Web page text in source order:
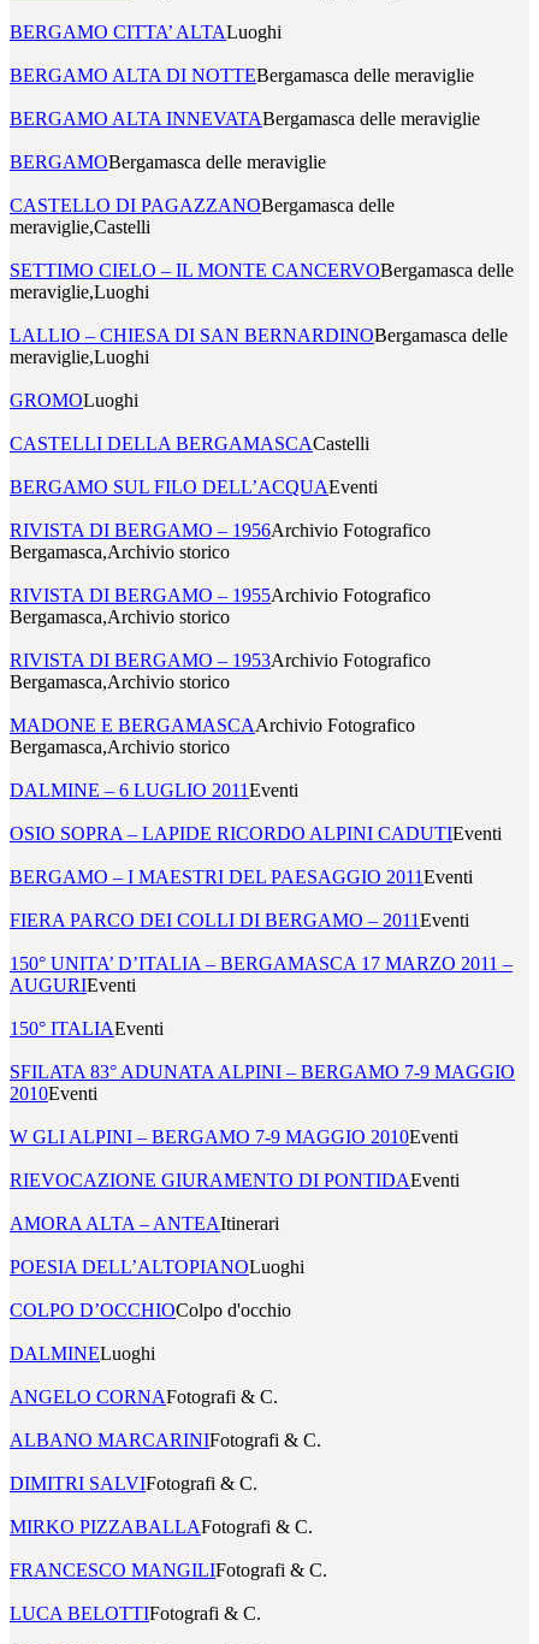
BERGAMO CITTA’ ALTALuoghi
BERGAMO ALTA DI NOTTEBergamasca delle meraviglie
BERGAMO ALTA INNEVATABergamasca delle meraviglie
BERGAMOBergamasca delle meraviglie
CASTELLO DI PAGAZZANOBergamasca delle
meraviglie,Castelli
SETTIMO CIELO – IL MONTE CANCERVOBergamasca delle
meraviglie,Luoghi
LALLIO – CHIESA DI SAN BERNARDINOBergamasca delle
meraviglie,Luoghi
GROMOLuoghi
CASTELLI DELLA BERGAMASCACastelli
BERGAMO SUL FILO DELL’ACQUAEventi
RIVISTA DI BERGAMO – 1956Archivio Fotografico
Bergamasca,Archivio storico
RIVISTA DI BERGAMO – 1955Archivio Fotografico
Bergamasca,Archivio storico
RIVISTA DI BERGAMO – 1953Archivio Fotografico
Bergamasca,Archivio storico
MADONE E BERGAMASCAArchivio Fotografico
Bergamasca,Archivio storico
DALMINE – 6 LUGLIO 2011Eventi
OSIO SOPRA – LAPIDE RICORDO ALPINI CADUTIEventi
BERGAMO – I MAESTRI DEL PAESAGGIO 2011Eventi
FIERA PARCO DEI COLLI DI BERGAMO – 2011Eventi
150° UNITA’ D’ITALIA – BERGAMASCA 17 MARZO 2011 –
AUGURIEventi
150° ITALIAEventi
SFILATA 83° ADUNATA ALPINI – BERGAMO 7-9 MAGGIO
2010Eventi
W GLI ALPINI – BERGAMO 7-9 MAGGIO 2010Eventi
RIEVOCAZIONE GIURAMENTO DI PONTIDAEventi
AMORA ALTA – ANTEAItinerari
POESIA DELL’ALTOPIANOLuoghi
COLPO D’OCCHIOColpo d'occhio
DALMINELuoghi
ANGELO CORNAFotografi & C.
ALBANO MARCARINIFotografi & C.
DIMITRI SALVIFotografi & C.
MIRKO PIZZABALLAFotografi & C.
FRANCESCO MANGILIFotografi & C.
LUCA BELOTTIFotografi & C.